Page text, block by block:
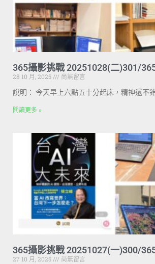
365攝影挑戰 20251028(二)301/
28 10 月, 2025
尚無留言
說明： 今天早上六點五十分起床，精神還不
閱讀更多 »
365攝影挑戰 20251027(一)300/
27 10 月, 2025
尚無留言